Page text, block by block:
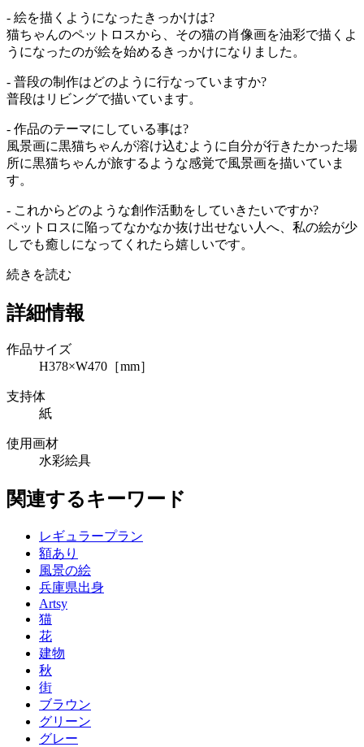
- 絵を描くようになったきっかけは?
猫ちゃんのペットロスから、その猫の肖像画を油彩で描くよ
うになったのが絵を始めるきっかけになりました。
- 普段の制作はどのように行なっていますか?
普段はリビングで描いています。
- 作品のテーマにしている事は?
風景画に黒猫ちゃんが溶け込むように自分が行きたかった場
所に黒猫ちゃんが旅するような感覚で風景画を描いていま
す。
- これからどのような創作活動をしていきたいですか?
ペットロスに陥ってなかなか抜け出せない人へ、私の絵が少
しでも癒しになってくれたら嬉しいです。
続きを読む
詳細情報
作品サイズ
H378×W470［mm］
支持体
紙
使用画材
水彩絵具
関連するキーワード
レギュラープラン
額あり
風景の絵
兵庫県出身
Artsy
猫
花
建物
秋
街
ブラウン
グリーン
グレー